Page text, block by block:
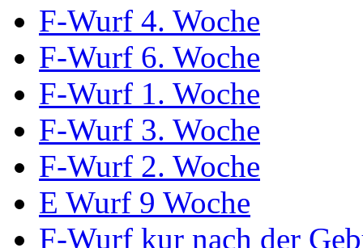
F-Wurf 4. Woche
F-Wurf 6. Woche
F-Wurf 1. Woche
F-Wurf 3. Woche
F-Wurf 2. Woche
E Wurf 9 Woche
F-Wurf kur nach der